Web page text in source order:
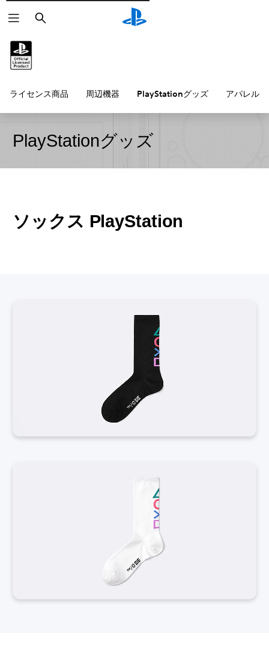
検
索
ライセンス商品 周辺機器 PlayStationグッズ アパレル
PlayStationグッズ
ソックス PlayStation